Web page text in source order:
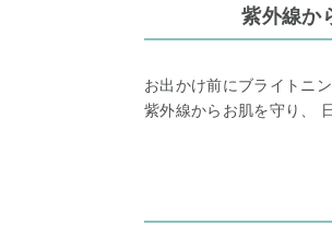
紫外線か
お出かけ前にブライトニ
紫外線からお肌を守り、